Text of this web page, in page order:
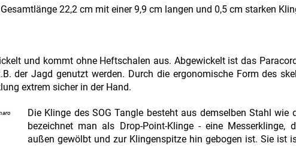
22,2 cm mit einer 9,9 cm langen und 0,5 cm starken
und kommt ohne Heftschalen aus. Abgewickelt ist das
der Jagd genutzt werden. Durch die ergonomische Form des
extrem sicher in der Hand.
Die Klinge des SOG Tangle besteht aus demselben Stahl wie
bezeichnet man als Drop-Point-Klinge - eine Messerklinge,
außen gewölbt und zur Klingenspitze hin gebogen ist. Sie ist